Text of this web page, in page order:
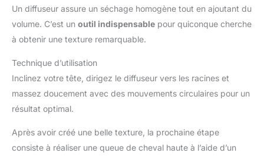
Un diffuseur assure un séchage homogène tout en ajoutant du
volume. C’est un outil indispensable pour quiconque cherche
à obtenir une texture remarquable.
Technique d’utilisation
Inclinez votre tête, dirigez le diffuseur vers les racines et
massez doucement avec des mouvements circulaires pour un
résultat optimal.
Après avoir créé une belle texture, la prochaine étape
consiste à réaliser une queue de cheval haute à l’aide d’un